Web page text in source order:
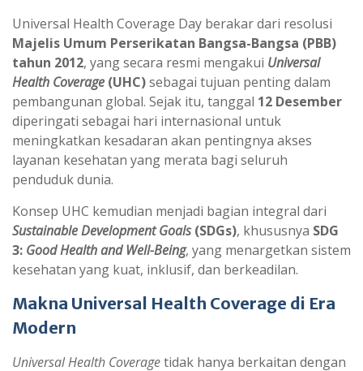
Universal Health Coverage Day berakar dari resolusi
Majelis Umum Perserikatan Bangsa-Bangsa (PBB)
tahun 2012, yang secara resmi mengakui Universal
Health Coverage (UHC)sebagai tujuan penting dalam
pembangunan global. Sejak itu, tanggal 12 Desember
diperingati sebagai hari internasional untuk
meningkatkan kesadaran akan pentingnya akses
layanan kesehatan yang merata bagi seluruh
penduduk dunia.
Konsep UHC kemudian menjadi bagian integral dari
Sustainable Development Goals(SDGs), khususnya SDG
3: Good Health and Well-Being, yang menargetkan sistem
kesehatan yang kuat, inklusif, dan berkeadilan.
Makna Universal Health Coverage di Era
Modern
Universal Health Coveragetidak hanya berkaitan dengan